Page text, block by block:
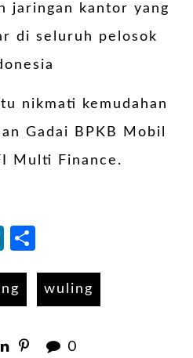
jaringan kantor yang
di seluruh pelosok
nikmati kemudahan
Gadai BPKB Mobil
Multi Finance.
LinkedIn
wuling
0